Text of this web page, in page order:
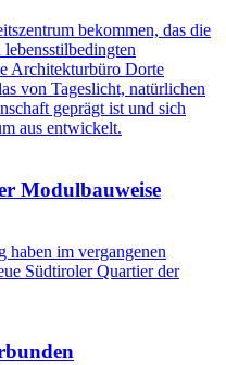
bekommen, das die
Architekturbüro Dorte
von Tageslicht, natürlichen
geprägt ist und sich
aus entwickelt.
Modulbauweise
haben im vergangenen
Südtiroler Quartier der